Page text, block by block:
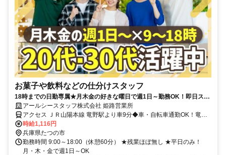
お菓子や飲料などの仕分けスタッフ
18時までの日勤専属★月木金の好きな曜日で週1日～勤務OK！即日スタ
ートも可能◎
アールシースタッフ株式会社 姫路営業所
アクセス ＪＲ山陽本線 竜野駅より車9分◆車・自転車通勤OK！竜野
駅からの送迎もあり
時給1,116円
兵庫県たつの市
勤務時間 9:00～18:00（休憩60分） ★残業ほぼ無し ★平日のみ！
月・木・金で週1日～OK